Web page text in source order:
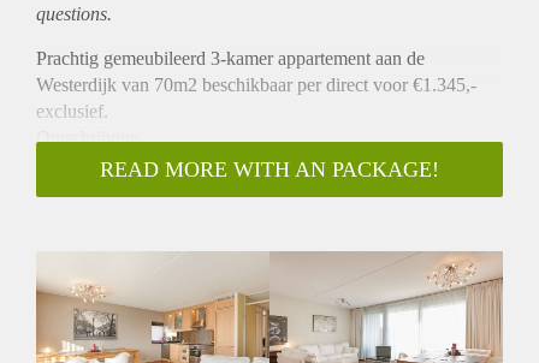
questions.
Prachtig gemeubileerd 3-kamer appartement aan de
Westerdijk van 70m2 beschikbaar per direct voor €1.345,-
exclusief.
Omschrijving
Dit sfeervolle lichte appartement op de derde verdieping
kenmerkt zich door de grote ramen over de volle breedte van
vloerdelen. Het is een heerlijke plek met fijne voelbare
woonenergie, veel privacy en uitzicht op de binnentuin, waar
vanaf het terras tot aan het einde van de dag genoten kan
worden van de zon en het Utrechtse buitenleven!
READ MORE WITH AN PACKAGE!